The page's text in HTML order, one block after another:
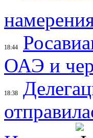
18:44
ОАЭ и
18:38